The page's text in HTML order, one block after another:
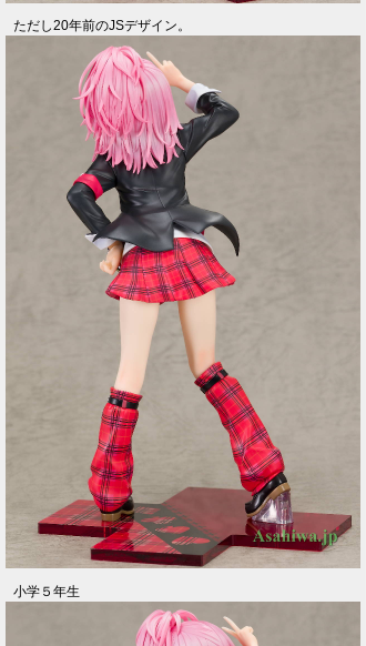
ただし20年前のJSデザイン。
小学５年生